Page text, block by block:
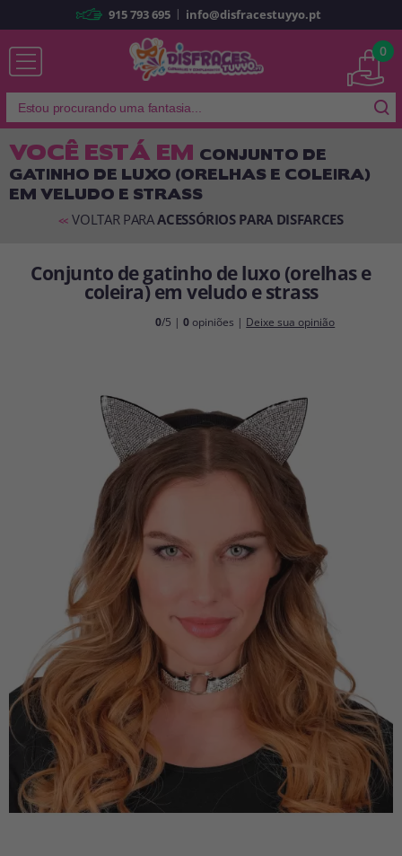
Já sou cliente
Lembrar-me Esqueceu sua senha?
ENTRAR
É a minha primeira vez
Sou novo
Vá em frente! Estávamos esperando por você.
CRIAR CONTA
915 793 695 | info@disfracestuyyo.pt
0
VOCÊ ESTÁ EM CONJUNTO DE
GATINHO DE LUXO (ORELHAS E COLEIRA)
EM VELUDO E STRASS
<< VOLTAR PARAACESSÓRIOS PARA DISFARCES
Conjunto de gatinho de luxo (orelhas e
coleira) em veludo e strass
0/5 |0 opiniões | Deixe sua opinião